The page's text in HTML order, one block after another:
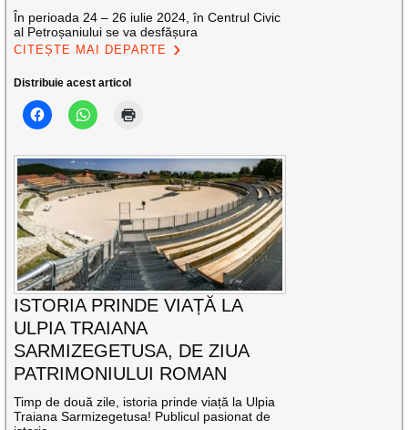
În perioada 24 – 26 iulie 2024, în Centrul Civic
al Petroșaniului se va desfășura
CITEȘTE MAI DEPARTE
Distribuie acest articol
ISTORIA PRINDE VIAȚĂ LA
ULPIA TRAIANA
SARMIZEGETUSA, DE ZIUA
PATRIMONIULUI ROMAN
Timp de două zile, istoria prinde viață la Ulpia
Traiana Sarmizegetusa! Publicul pasionat de